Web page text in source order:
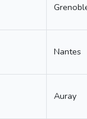
Nantes
Auray